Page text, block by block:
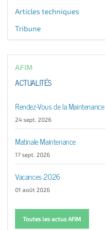
Articles techniques
Tribune
AFIM
ACTUALITÉS
Rendez-Vous de la Maintenance
24 sept. 2026
Matinale Maintenance
17 sept. 2026
Vacances 2026
01 août 2026
Toutes les actus AFIM